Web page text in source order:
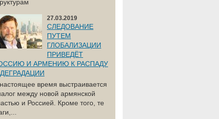
27.03.2019
СЛЕДОВАНИЕ
ПУТЕМ
ГЛОБАЛИЗАЦИИ
ПРИВЕДЁТ
И АРМЕНИЮ К РАСПАДУ
время выстраивается
между новой армянской
и Россией. Кроме того, те